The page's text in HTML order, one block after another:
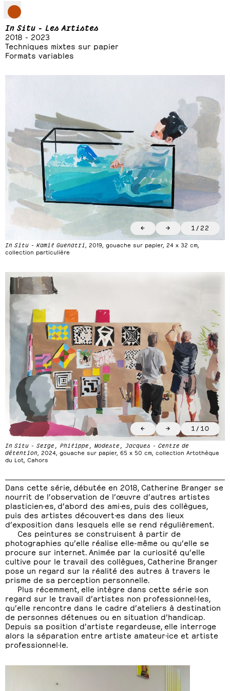
In Situ - Les Artistes
2018 - 2023
Techniques mixtes sur papier
Formats variables
Dans cette série, débutée en 2018, Catherine Branger se
nourrit de l’observation de l’œuvre d’autres artistes
plasticien·es, d’abord des ami·es, puis des collègues,
puis des artistes découvert·es dans des lieux
d’exposition dans lesquels elle se rend régulièrement.
Ces peintures se construisent à partir de
photographies qu’elle réalise elle-même ou qu’elle se
procure sur internet. Animée par la curiosité qu’elle
cultive pour le travail des collègues, Catherine Branger
pose un regard sur la réalité des autres à travers le
prisme de sa perception personnelle.
Plus récemment, elle intègre dans cette série son
regard sur le travail d’artistes non professionnel·les,
qu’elle rencontre dans le cadre d’ateliers à destination
de personnes détenues ou en situation d’handicap.
Depuis sa position d’artiste regardeuse, elle interroge
alors la séparation entre artiste amateur·ice et artiste
professionnel·le.
← → 1 / 22
In Situ - Kamil Guenatri, 2019, gouache sur papier, 24 x 32 cm,
collection particulière
← → 1 / 10
In Situ - Serge, Philippe, Modeste, Jacques - Centre de
détention , 2024, gouache sur papier, 65 x 50 cm, collection Artothèque
du Lot, Cahors